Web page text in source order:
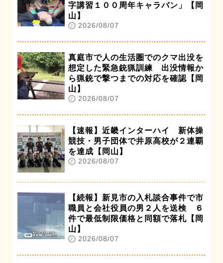
字講習１００周年キャラバン」【岡
山】
2026/08/07
真庭市で人の生活圏でのクマ出没を
想定した緊急銃猟訓練 出没情報か
ら猟銃で撃つまでの対応を確認【岡
山】
2026/08/07
【速報】近畿インターハイ 新体操
競技・男子団体で井原高校が２連覇
を達成【岡山】
2026/08/07
【続報】新見市の入札談合事件で市
職員と会社役員の男２人を送検 ６
件で最低制限価格と同額で落札【岡
山】
2026/08/07